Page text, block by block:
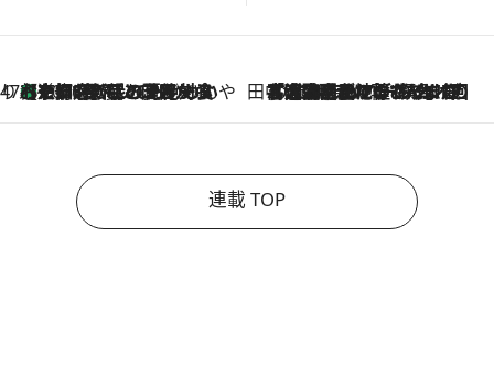
47都道府県の手みやげ ひんやりスイーツで夏を満喫
2026.8.7
【京都府】この夏絶対食べたい 冷やしておいしいおやつ3選 ひと口目から心を掴む新緑のテリーヌ 田中稲の勝手に再ブーム
2026.8.7
「湘南乃風に憧れて」観客大盛上がりの“タオル回し”に、ラッパー顔負けの高速歌唱まで…さだまさし（74）のアグレッシブすぎる現在地
連載 TOP